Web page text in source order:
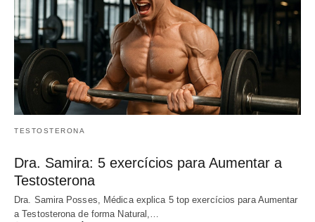
TESTOSTERONA
Dra. Samira: 5 exercícios para Aumentar a
Testosterona
Dra. Samira Posses, Médica explica 5 top exercícios para Aumentar
a Testosterona de forma Natural,…